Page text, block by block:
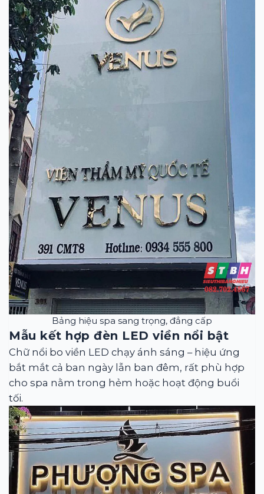
Bảng hiệu spa sang trọng, đẳng cấp
Mẫu kết hợp đèn LED viền nổi bật
Chữ nổi bo viền LED chạy ánh sáng – hiệu ứng
bắt mắt cả ban ngày lẫn ban đêm, rất phù hợp
cho spa nằm trong hẻm hoặc hoạt động buổi
tối.